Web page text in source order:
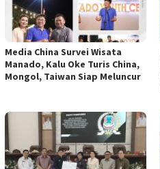
Media China Survei Wisata
Manado, Kalu Oke Turis China,
Mongol, Taiwan Siap Meluncur